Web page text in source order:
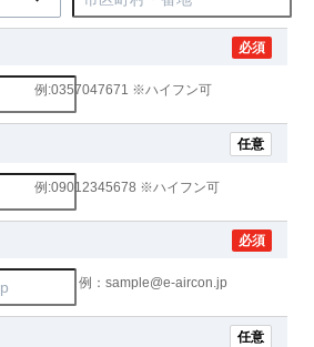
必須
例:0357047671 ※ハイフン可
任意
例:09012345678 ※ハイフン可
必須
例：sample@e-aircon.jp
任意